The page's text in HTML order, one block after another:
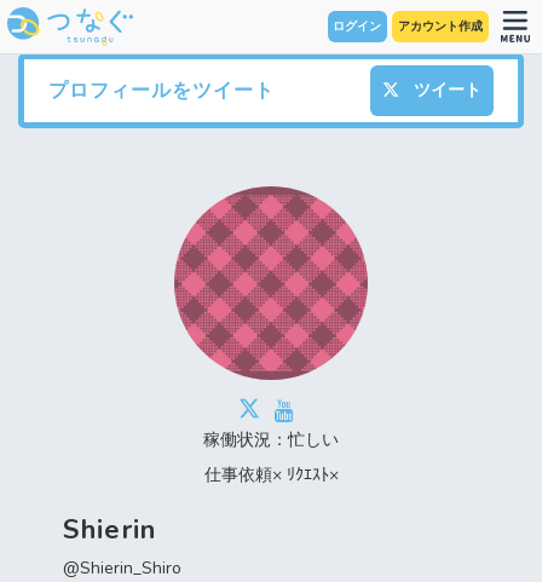
ログイン アカウント作成
プロフィールをツイート ツイート
稼働状況：忙しい
仕事依頼× ﾘｸｴｽﾄ×
Shierin
@Shierin_Shiro